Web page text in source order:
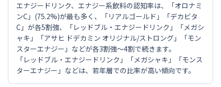
エナジードリンク、エナジー系飲料の認知率は、「オロナミ
ンC」(75.2%)が最も多く、「リアルゴールド」「デカビタ
C」が各5割強、「レッドブル・エナジードリンク」「メガシ
ャキ」「アサヒ ドデカミン オリジナル/ストロング」「モン
スターエナジー」などが各3割強～4割で続きます。
「レッドブル・エナジードリンク」「メガシャキ」「モンス
ターエナジー」などは、若年層での比率が高い傾向です。